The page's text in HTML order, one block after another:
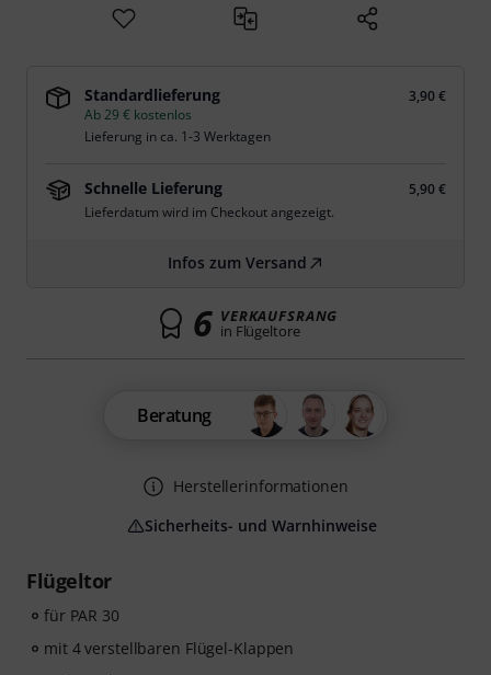
Flügeltor
für PAR 30
mit 4 verstellbaren Flügel-Klappen
Standardlieferung
3,90 €
Ab 29 € kostenlos
Lieferung in ca. 1-3 Werktagen
Schnelle Lieferung
5,90 €
Lieferdatum wird im Checkout angezeigt.
Infos zum Versand
6 VERKAUFSRANG
in Flügeltore
Beratung
Herstellerinformationen
Sicherheits- und Warnhinweise